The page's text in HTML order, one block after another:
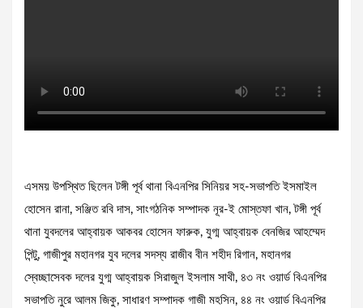
এসময় উপস্থিত ছিলেন টঙ্গী পূর্ব থানা বিএনপির সিনিয়র সহ-সভাপতি ইসমাইল
হোসেন রানা, সঞ্জিত রবি দাস, সাংগঠনিক সম্পাদক নূর-ই মোস্তফা খান, টঙ্গী পূর্ব
থানা যুবদলের আহ্বায়ক আকবর হোসেন ফারুক, যুগ্ম আহ্বায়ক বেনজির আহম্মেদ
পিন্টু, গাজীপুর মহানগর যুব দলের সদস্য রাজীব বীন শহীদ রিগান, মহানগর
স্বেচ্ছাসেবক দলের যুগ্ম আহ্বায়ক সিরাজুল ইসলাম সাথী, ৪৩ নং ওয়ার্ড বিএনপির
সভাপতি নুরে আলম জিকু, সাধারণ সম্পাদক গাজী মহসিন, ৪৪ নং ওয়ার্ড বিএনপির